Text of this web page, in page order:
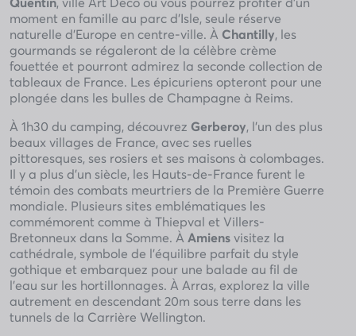
moment en famille au parc d’Isle, seule réserve
naturelle d’Europe en centre-ville. À Chantilly, les
gourmands se régaleront de la célèbre crème
fouettée et pourront admirez la seconde collection de
tableaux de France. Les épicuriens opteront pour une
plongée dans les bulles de Champagne à Reims.
À 1h30 du camping, découvrez Gerberoy, l’un des plus
beaux villages de France, avec ses ruelles
pittoresques, ses rosiers et ses maisons à colombages.
Il y a plus d’un siècle, les Hauts-de-France furent le
témoin des combats meurtriers de la Première Guerre
mondiale. Plusieurs sites emblématiques les
commémorent comme à Thiepval et Villers-
Bretonneux dans la Somme. À Amiensvisitez la
cathédrale, symbole de l’équilibre parfait du style
gothique et embarquez pour une balade au fil de
l’eau sur les hortillonnages. À Arras, explorez la ville
autrement en descendant 20m sous terre dans les
tunnels de la Carrière Wellington.